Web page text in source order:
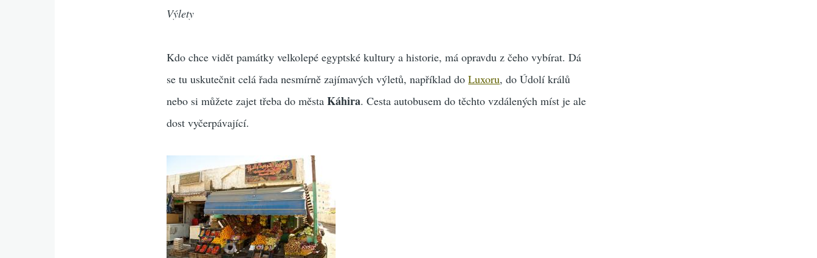
Výlety
Kdo chce vidět památky velkolepé egyptské kultury a historie, má opravdu z čeho vybírat. Dá
se tu uskutečnit celá řada nesmírně zajímavých výletů, například doLuxoru, do Údolí králů
nebo si můžete zajet třeba do městaKáhira. Cesta autobusem do těchto vzdálených míst je ale
dost vyčerpávající.